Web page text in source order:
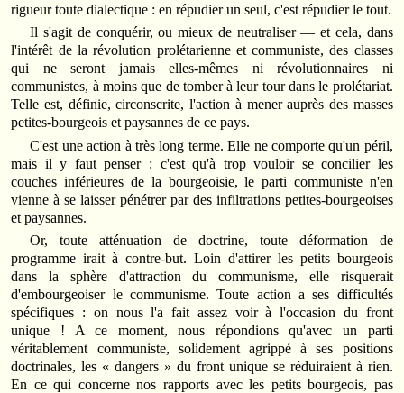
rigueur toute dialectique : en répudier un seul, c'est répudier le tout.
Il s'agit de conquérir, ou mieux de neutraliser — et cela, dans
l'intérêt de la révolution prolétarienne et communiste, des classes
qui ne seront jamais elles-mêmes ni révolutionnaires ni
communistes, à moins que de tomber à leur tour dans le prolétariat.
Telle est, définie, circonscrite, l'action à mener auprès des masses
petites-bourgeois et paysannes de ce pays.
C'est une action à très long terme. Elle ne comporte qu'un péril,
mais il y faut penser : c'est qu'à trop vouloir se concilier les
couches inférieures de la bourgeoisie, le parti communiste n'en
vienne à se laisser pénétrer par des infiltrations petites-bourgeoises
et paysannes.
Or, toute atténuation de doctrine, toute déformation de
programme irait à contre-but. Loin d'attirer les petits bourgeois
dans la sphère d'attraction du communisme, elle risquerait
d'embourgeoiser le communisme. Toute action a ses difficultés
spécifiques : on nous l'a fait assez voir à l'occasion du front
unique ! A ce moment, nous répondions qu'avec un parti
véritablement communiste, solidement agrippé à ses positions
doctrinales, les « dangers » du front unique se réduiraient à rien.
En ce qui concerne nos rapports avec les petits bourgeois, pas